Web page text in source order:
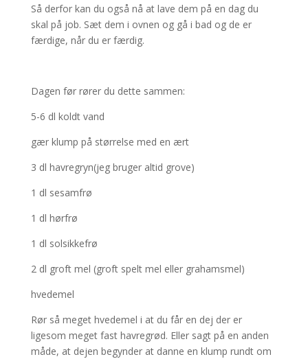
Så derfor kan du også nå at lave dem på en dag du
skal på job. Sæt dem i ovnen og gå i bad og de er
færdige, når du er færdig.
Dagen før rører du dette sammen:
5-6 dl koldt vand
gær klump på størrelse med en ært
3 dl havregryn(jeg bruger altid grove)
1 dl sesamfrø
1 dl hørfrø
1 dl solsikkefrø
2 dl groft mel (groft spelt mel eller grahamsmel)
hvedemel
Rør så meget hvedemel i at du får en dej der er
ligesom meget fast havregrød. Eller sagt på en anden
måde, at dejen begynder at danne en klump rundt om